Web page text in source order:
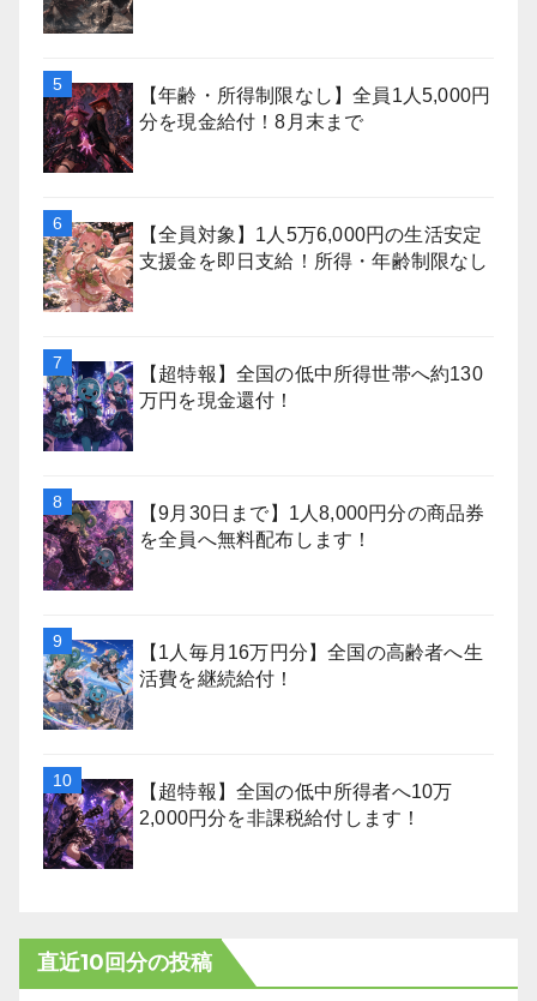
【年齢・所得制限なし】全員1人5,000円
分を現金給付！8月末まで
【全員対象】1人5万6,000円の生活安定
支援金を即日支給！所得・年齢制限なし
【超特報】全国の低中所得世帯へ約130
万円を現金還付！
【9月30日まで】1人8,000円分の商品券
を全員へ無料配布します！
【1人毎月16万円分】全国の高齢者へ生
活費を継続給付！
【超特報】全国の低中所得者へ10万
2,000円分を非課税給付します！
直近10回分の投稿